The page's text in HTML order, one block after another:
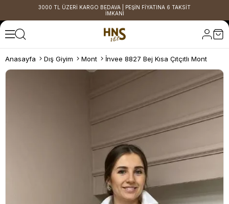
3000 TL ÜZERİ KARGO BEDAVA | PEŞİN FİYATINA 6 TAKSİT
İMKANI
Anasayfa Dış Giyim Mont İnvee 8827 Bej Kısa Çıtçıtlı Mont